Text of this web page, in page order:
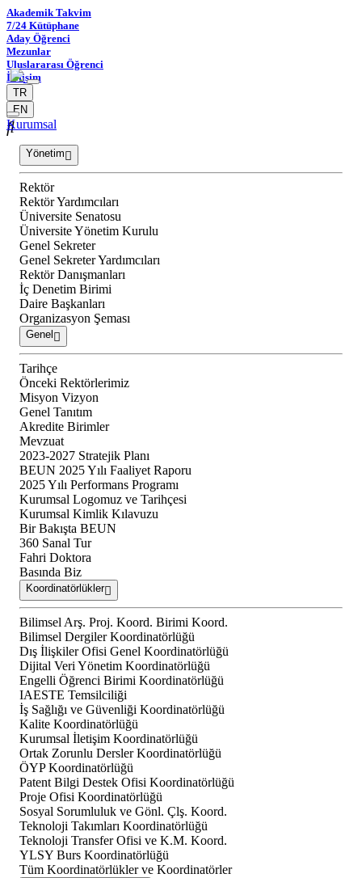
Akademik Takvim
7/24 Kütüphane
Aday Öğrenci
Mezunlar
Uluslararası Öğrenci
İletişim
TR
EN
Kurumsal
Yönetim
Rektör
Rektör Yardımcıları
Üniversite Senatosu
Üniversite Yönetim Kurulu
Genel Sekreter
Genel Sekreter Yardımcıları
Rektör Danışmanları
İç Denetim Birimi
Daire Başkanları
Organizasyon Şeması
Genel
Tarihçe
Önceki Rektörlerimiz
Misyon Vizyon
Genel Tanıtım
Akredite Birimler
Mevzuat
2023-2027 Stratejik Planı
BEUN 2025 Yılı Faaliyet Raporu
2025 Yılı Performans Programı
Kurumsal Logomuz ve Tarihçesi
Kurumsal Kimlik Kılavuzu
Bir Bakışta BEUN
360 Sanal Tur
Fahri Doktora
Basında Biz
Koordinatörlükler
Bilimsel Arş. Proj. Koord. Birimi Koord.
Bilimsel Dergiler Koordinatörlüğü
Dış İlişkiler Ofisi Genel Koordinatörlüğü
Dijital Veri Yönetim Koordinatörlüğü
Engelli Öğrenci Birimi Koordinatörlüğü
IAESTE Temsilciliği
İş Sağlığı ve Güvenliği Koordinatörlüğü
Kalite Koordinatörlüğü
Kurumsal İletişim Koordinatörlüğü
Ortak Zorunlu Dersler Koordinatörlüğü
ÖYP Koordinatörlüğü
Patent Bilgi Destek Ofisi Koordinatörlüğü
Proje Ofisi Koordinatörlüğü
Sosyal Sorumluluk ve Gönl. Çlş. Koord.
Teknoloji Takımları Koordinatörlüğü
Teknoloji Transfer Ofisi ve K.M. Koord.
YLSY Burs Koordinatörlüğü
Tüm Koordinatörlükler ve Koordinatörler